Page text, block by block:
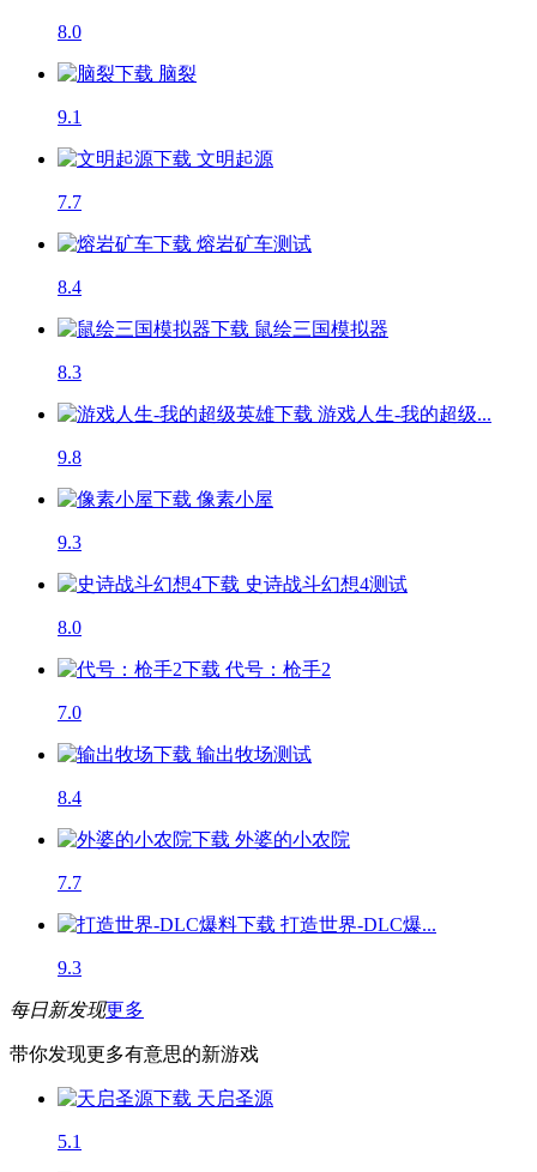
8.0
脑裂
9.1
文明起源
7.7
熔岩矿车测试
8.4
鼠绘三国模拟器
8.3
游戏人生-我的超级...
9.8
像素小屋
9.3
史诗战斗幻想4测试
8.0
代号：枪手2
7.0
输出牧场测试
8.4
外婆的小农院
7.7
打造世界-DLC爆...
9.3
每日新发现更多
带你发现更多有意思的新游戏
天启圣源
5.1